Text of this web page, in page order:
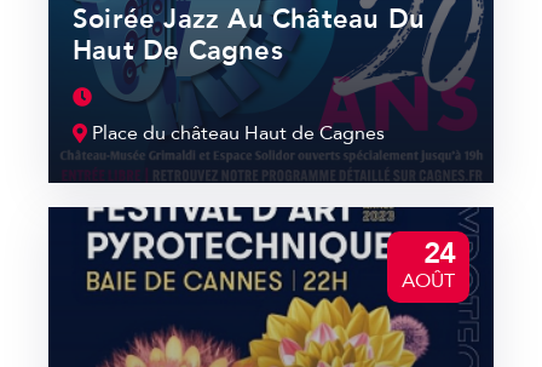
Soirée Jazz Au Château Du
Haut De Cagnes
Place du château Haut de Cagnes
24
AOÛT